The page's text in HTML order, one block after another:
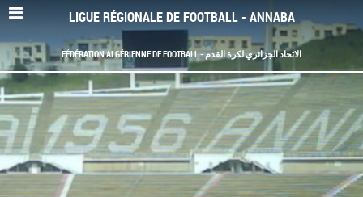
LIGUE RÉGIONALE DE FOOTBALL - ANNABA
FÉDÉRATION ALGÉRIENNE DE FOOTBALL - الاتحاد الجزائري لكرة القدم